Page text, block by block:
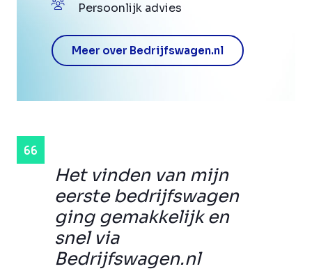
Het vinden van mijn
eerste bedrijfswagen
ging gemakkelijk en
snel via
Bedrijfswagen.nl
Persoonlijk advies
Meer over Bedrijfswagen.nl